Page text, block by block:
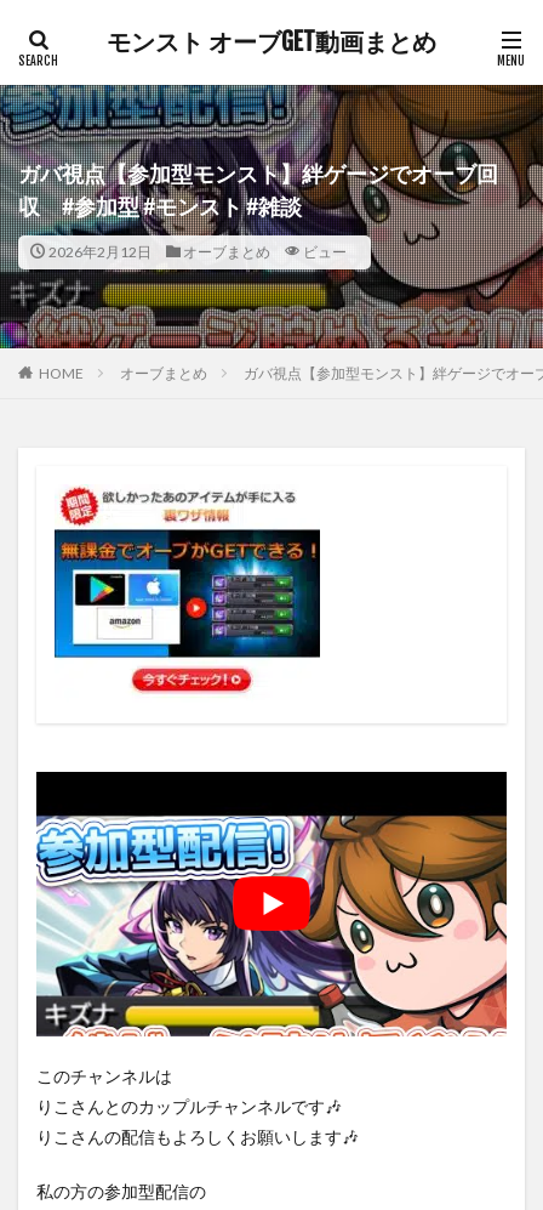
モンスト オーブGET動画まとめ
ガバ視点【参加型モンスト】絆ゲージでオーブ回
収 #参加型 #モンスト #雑談
2026年2月12日 オーブまとめ ビュー
HOME オーブまとめ ガバ視点【参加型モンスト】絆ゲージでオ
このチャンネルは
りこさんとのカップルチャンネルです🎶
りこさんの配信もよろしくお願いします🎶
私の方の参加型配信の